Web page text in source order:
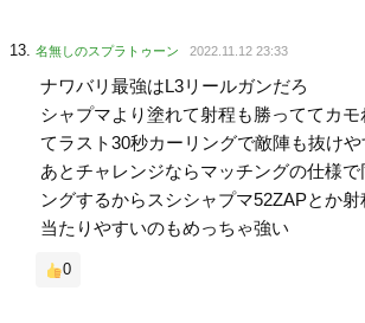
名無しのスプラトゥーン 2022.11.12 23:33
ナワバリ最強はL3リールガンだろ
シャプマより塗れて射程も勝っててカ
てラスト30秒カーリングで敵陣も抜けや
あとチャレンジならマッチングの仕様
ングするからスシシャプマ52ZAPとか
当たりやすいのもめっちゃ強い
0